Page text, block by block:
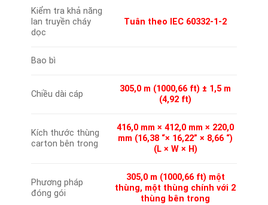
Kiểm tra khả năng
lan truyền cháy
dọc
Tuân theo IEC 60332-1-2
Bao bì
Chiều dài cáp
305,0 m (1000,66 ft) ± 1,5 m
(4,92 ft)
Kích thước thùng
carton bên trong
416,0 mm × 412,0 mm × 220,0
mm (16,38 “× 16,22” × 8,66 “)
(L × W × H)
Phương pháp
đóng gói
305,0 m (1000,66 ft) một
thùng, một thùng chính với 2
thùng bên trong